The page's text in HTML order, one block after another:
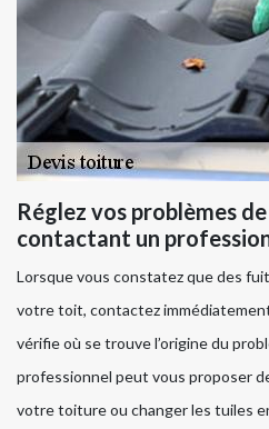
Réglez vos problèmes
contactant un
Lorsque vous constatez que des
votre toit, contactez
vérifie où se trouve l’origine du
professionnel peut vous proposer
votre toiture ou changer les tuiles